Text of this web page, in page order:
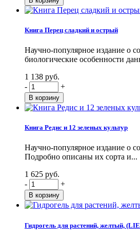
Книга Перец сладкий и острый
Научно-популярное издание о
биологические особенности
1 138 руб.
-
+
Книга Редис и 12 зеленых культур
Научно-популярное издание о
Подробно описаны их сорта и...
1 625 руб.
-
+
Гидрогель для растений, желтый,